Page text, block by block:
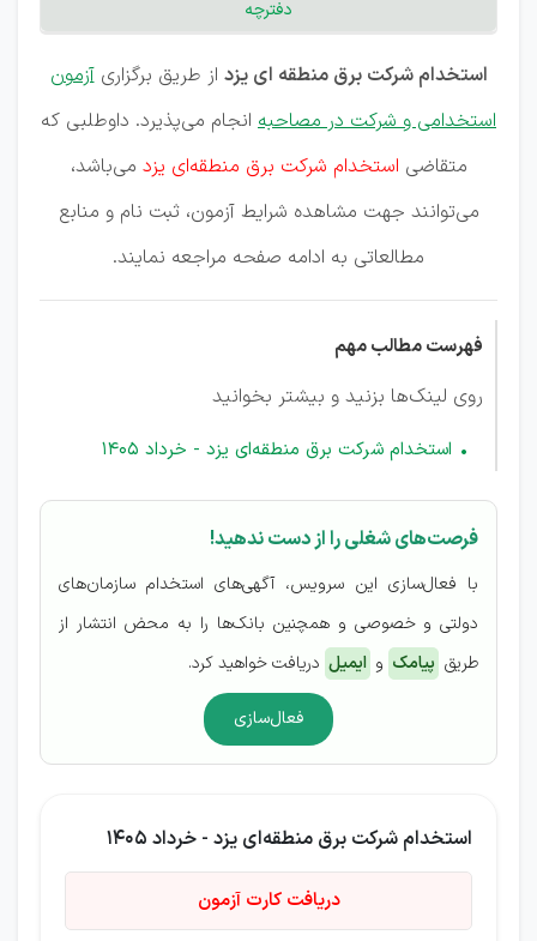
دفترچه
استخدام شرکت برق منطقه ای یزد از طریق برگزاریآزمون
استخدامی و شرکت در مصاحبه انجام می‌پذیرد. داوطلبی که
متقاضی استخدام شرکت برق منطقه‌ای یزد می‌باشد،
می‌توانند جهت مشاهده شرایط آزمون، ثبت نام و منابع
مطالعاتی به ادامه صفحه مراجعه نمایند.
فهرست مطالب مهم
روی لینک‌ها بزنید و بیشتر بخوانید
استخدام شرکت برق منطقه‌ای یزد - خرداد 1405
فرصت‌های شغلی را از دست ندهید!
با فعال‌سازی این سرویس، آگهی‌های استخدام سازمان‌های
دولتی و خصوصی و همچنین بانک‌ها را به محض انتشار از
طریق پیامک و ایمیل دریافت خواهید کرد.
فعال‌سازی
استخدام شرکت برق منطقه‌ای یزد - خرداد 1405
دریافت کارت آزمون